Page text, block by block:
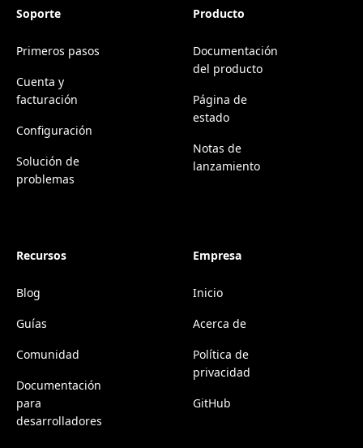
Soporte
Primeros pasos
Cuenta y
facturación
Configuración
Solución de
problemas
Producto
Documentación
del producto
Página de
estado
Notas de
lanzamiento
Recursos
Blog
Guías
Comunidad
Documentación
para
desarrolladores
Empresa
Inicio
Acerca de
Política de
privacidad
GitHub